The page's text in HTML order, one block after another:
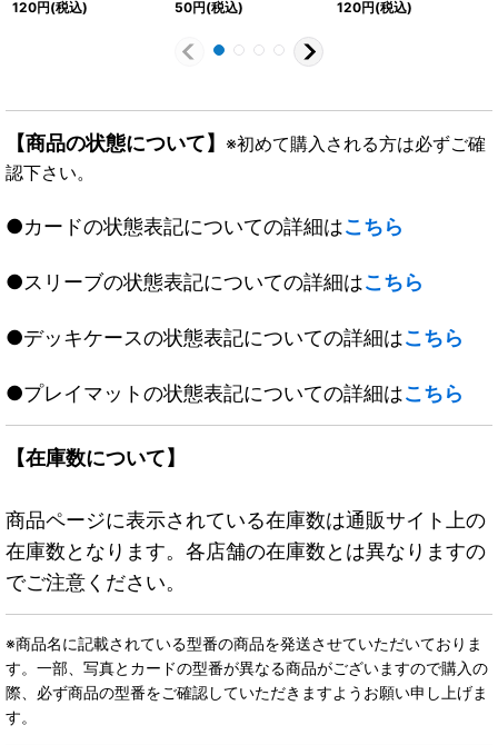
120円(税込) 50円(税込) 120円(税込)
【商品の状態について】 ※初めて購入される方は必ずご確
認下さい。
●カードの状態表記についての詳細はこちら
●スリーブの状態表記についての詳細はこちら
●デッキケースの状態表記についての詳細はこちら
●プレイマットの状態表記についての詳細はこちら
【在庫数について】
商品ページに表示されている在庫数は通販サイト上の
在庫数となります。各店舗の在庫数とは異なりますの
でご注意ください。
※商品名に記載されている型番の商品を発送させていただいておりま
す。一部、写真とカードの型番が異なる商品がございますので購入の
際、必ず商品の型番をご確認していただきますようお願い申し上げま
す。